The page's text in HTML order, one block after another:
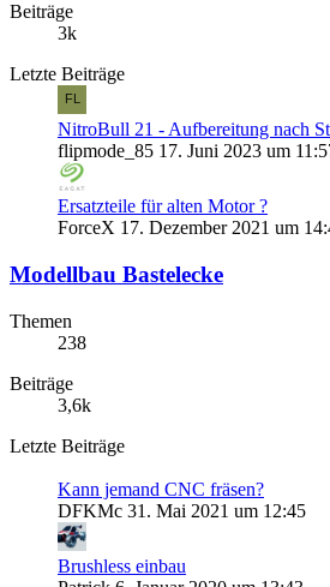
Beiträge
3k
Letzte Beiträge
NitroBull 21 - Aufbereitung nach
flipmode_85 17. Juni 2023 um
Ersatzteile für alten Motor ?
ForceX 17. Dezember 2021 um
Modellbau Bastelecke
Themen
238
Beiträge
3,6k
Letzte Beiträge
Kann jemand CNC fräsen?
DFKMc 31. Mai 2021 um 12:45
Brushless einbau